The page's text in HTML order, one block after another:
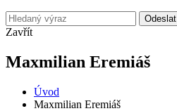
Odeslat
Zavřít
Maxmilian Eremiáš
Úvod
Maxmilian Eremiáš